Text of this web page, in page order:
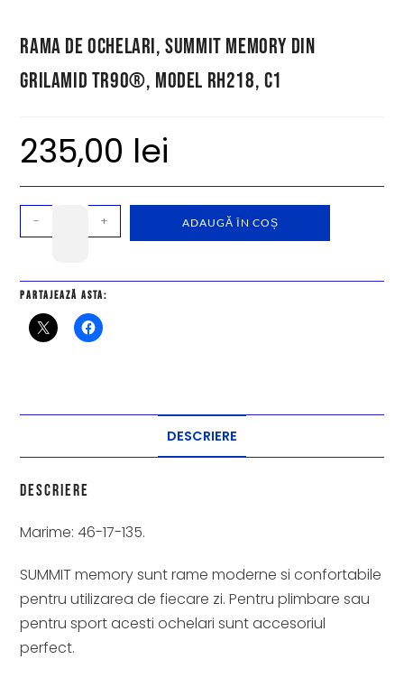
Rama de ochelari, Summit Memory din
Grilamid TR90®, model RH218, C1
235,00 lei
- + ADAUGĂ ÎN COȘ
Partajează asta:
DESCRIERE
Descriere
Marime: 46-17-135.
SUMMIT memory sunt rame moderne si confortabile
pentru utilizarea de fiecare zi. Pentru plimbare sau
pentru sport acesti ochelari sunt accesoriul
perfect.